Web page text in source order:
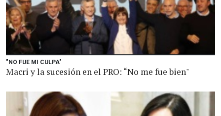
"NO FUE MI CULPA"
Macri y la sucesión en el PRO: “No me fue bien"